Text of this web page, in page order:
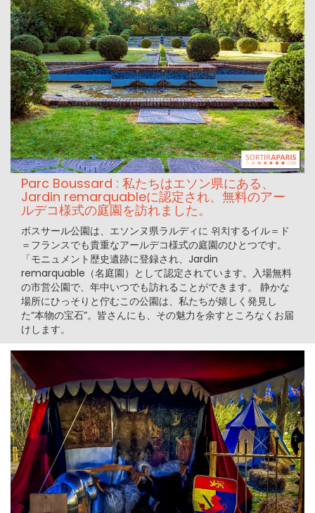
Parc Boussard : 私たちはエソン県にある、
Jardin remarquableに認定され、無料のアー
ルデコ様式の庭園を訪れました。
ボスサール公園は、エソンヌ県ラルディに 위치するイル＝ド
＝フランスでも貴重なアールデコ様式の庭園のひとつです。
「モニュメント歴史遺跡に登録され、Jardin
remarquable（名庭園）として認定されています。入場無料
の市営公園で、年中いつでも訪れることができます。 静かな
場所にひっそりと佇むこの公園は、私たちが嬉しく発見し
た“本物の宝石”。皆さんにも、その魅力を余すところなくお届
けします。